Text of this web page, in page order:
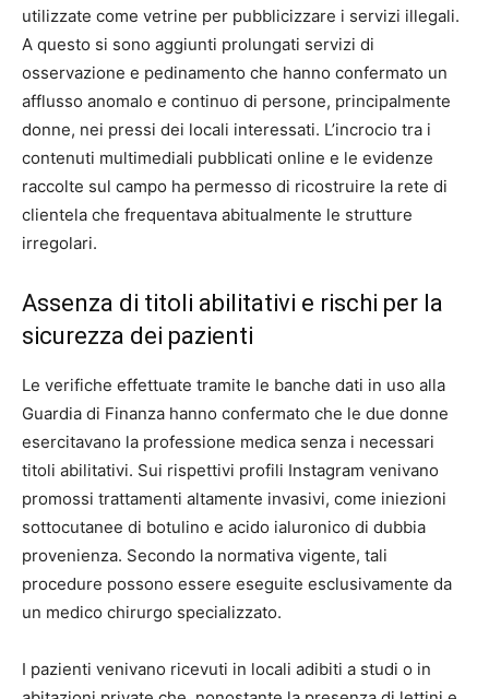
utilizzate come vetrine per pubblicizzare i servizi illegali.
A questo si sono aggiunti prolungati servizi di
osservazione e pedinamento che hanno confermato un
afflusso anomalo e continuo di persone, principalmente
donne, nei pressi dei locali interessati. L’incrocio tra i
contenuti multimediali pubblicati online e le evidenze
raccolte sul campo ha permesso di ricostruire la rete di
clientela che frequentava abitualmente le strutture
irregolari.
Assenza di titoli abilitativi e rischi per la
sicurezza dei pazienti
Le verifiche effettuate tramite le banche dati in uso alla
Guardia di Finanza hanno confermato che le due donne
esercitavano la professione medica senza i necessari
titoli abilitativi. Sui rispettivi profili Instagram venivano
promossi trattamenti altamente invasivi, come iniezioni
sottocutanee di botulino e acido ialuronico di dubbia
provenienza. Secondo la normativa vigente, tali
procedure possono essere eseguite esclusivamente da
un medico chirurgo specializzato.
I pazienti venivano ricevuti in locali adibiti a studi o in